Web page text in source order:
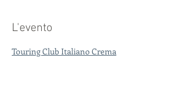
L'evento
Touring Club Italiano Crema